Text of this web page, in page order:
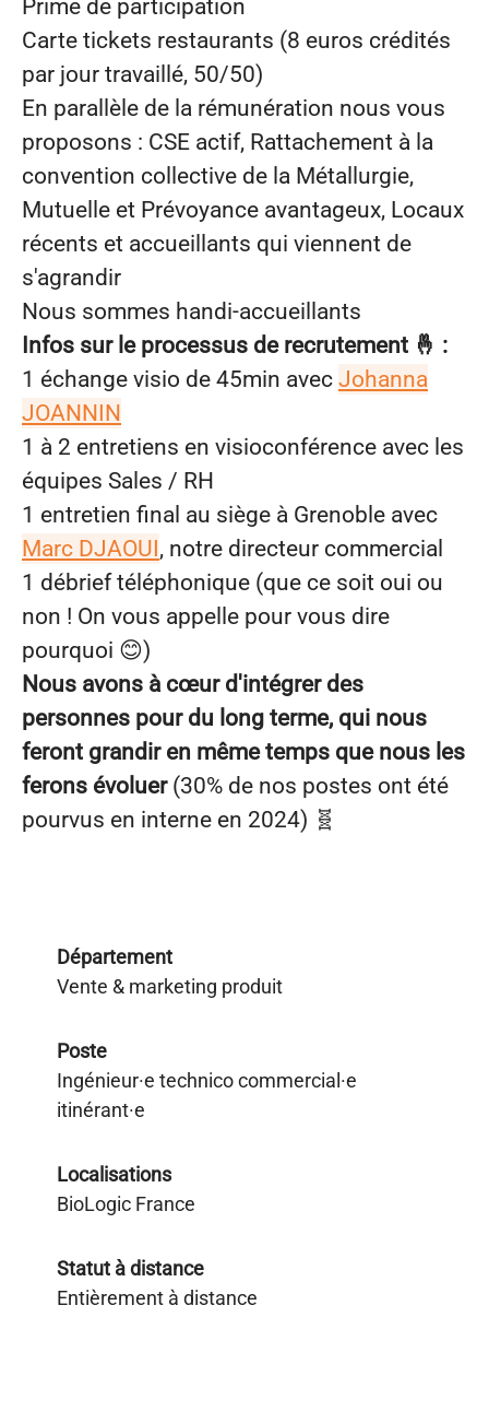
Prime de participation
Carte tickets restaurants (8 euros crédités
par jour travaillé, 50/50)
En parallèle de la rémunération nous vous
proposons : CSE actif, Rattachement à la
convention collective de la Métallurgie,
Mutuelle et Prévoyance avantageux, Locaux
récents et accueillants qui viennent de
s'agrandir
Nous sommes handi-accueillants
Infos sur le processus de recrutement 🤞 :
1 échange visio de 45min avec Johanna
JOANNIN
1 à 2 entretiens en visioconférence avec les
équipes Sales / RH
1 entretien final au siège à Grenoble avec
Marc DJAOUI, notre directeur commercial
1 débrief téléphonique (que ce soit oui ou
non ! On vous appelle pour vous dire
pourquoi 😊)
Nous avons à cœur d'intégrer des
personnes pour du long terme, qui nous
feront grandir en même temps que nous les
ferons évoluer (30% de nos postes ont été
pourvus en interne en 2024) 🧬
Département
Vente & marketing produit
Poste
Ingénieur·e technico commercial·e
itinérant·e
Localisations
BioLogic France
Statut à distance
Entièrement à distance